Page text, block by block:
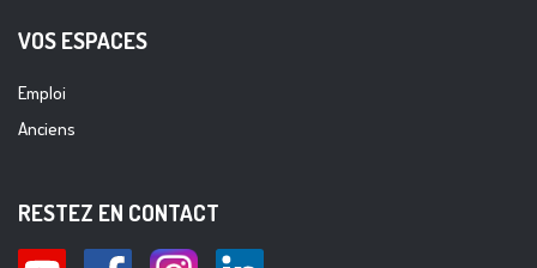
VOS ESPACES
Emploi
Anciens
RESTEZ EN CONTACT